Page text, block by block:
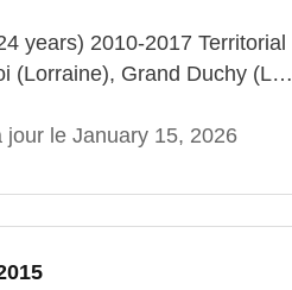
years) 2010-2017 Territorial
(Lorraine), Grand Duchy (L…
jour le January 15, 2026